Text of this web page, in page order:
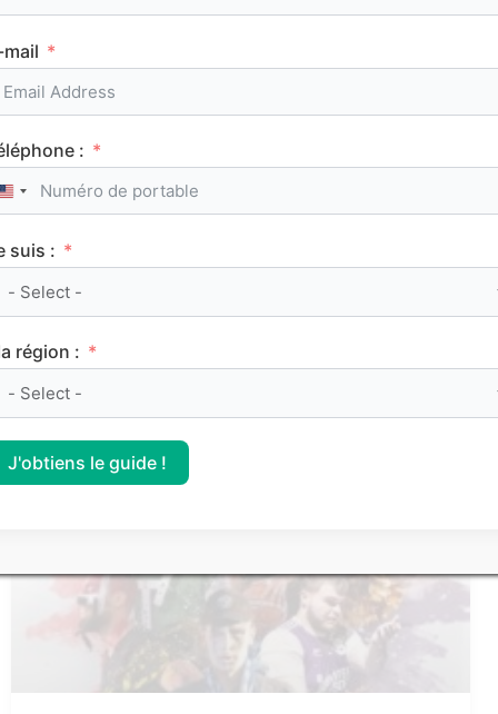
Comment devenir CPE (conseiller principal
d’éducation) ?
:
United States +1
suis :
région :
J'obtiens le guide !